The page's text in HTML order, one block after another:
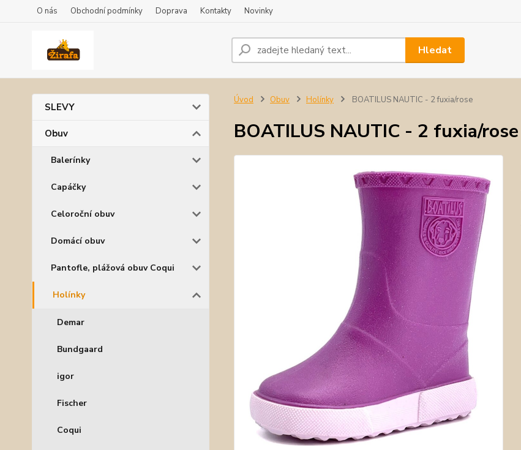
O nás Obchodní podmínky Doprava Kontakty Novinky
Hledat
SLEVY
Obuv
Balerínky
Capáčky
Celoroční obuv
Domácí obuv
Pantofle, plážová obuv Coqui
Holínky
Demar
Bundgaard
igor
Fischer
Coqui
Úvod Obuv Holínky BOATILUS NAUTIC - 2 fuxia/rose
BOATILUS NAUTIC - 2 fuxia/rose